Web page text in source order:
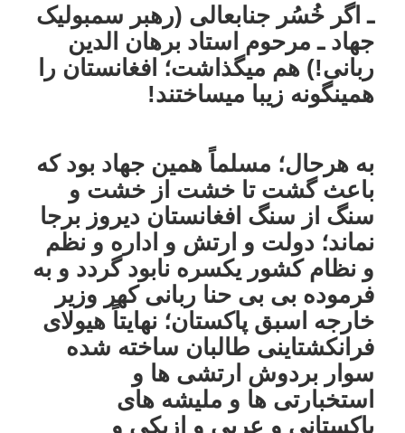
ـ اگر خُسُر جنابعالی (رهبر سمبولیک
جهاد ـ مرحوم استاد برهان الدین
ربانی!) هم میگذاشت؛ افغانستان را
همینگونه زیبا میساختند!
به هرحال؛ مسلماً همین جهاد بود که
باعث گشت تا خشت از خشت و
سنگ از سنگ افغانستان دیروز برجا
نماند؛ دولت و ارتش و اداره و نظم
و نظام کشور یکسره نابود گردد و به
فرموده بی بی حنا ربانی کهر وزیر
خارجه اسبق پاکستان؛ نهایتاً هیولای
فرانکشتاینی طالبان ساخته شده
سوار بردوش ارتشی ها و
استخبارتی ها و ملیشه های
پاکستانی و عربی و ازبکی و